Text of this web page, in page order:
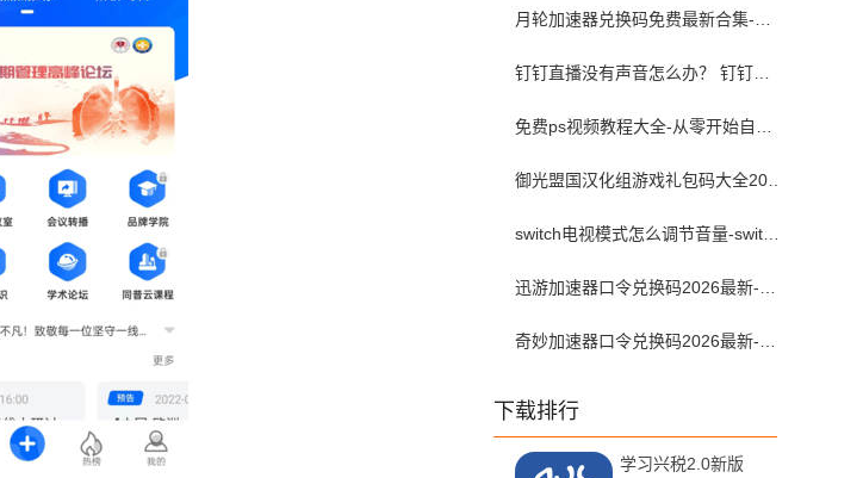
下载排行
学习兴税2.0新版